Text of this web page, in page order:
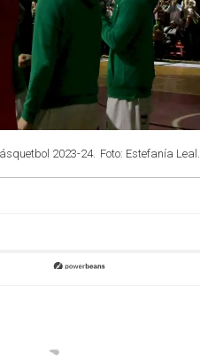
2023-24. Foto: Estefanía Leal.